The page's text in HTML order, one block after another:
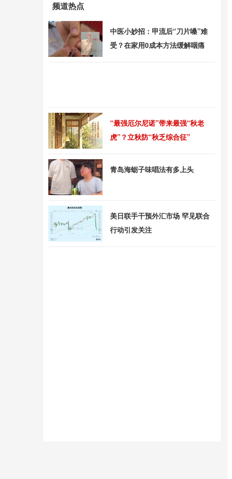
频道热点
中医小妙招：甲流后“刀片嗓”难
受？在家用0成本方法缓解咽痛
“最强厄尔尼诺”带来最强“秋老
虎”？立秋防“秋乏综合征”
青岛海蛎子味唱法有多上头
美日联手干预外汇市场 罕见联合
行动引发关注